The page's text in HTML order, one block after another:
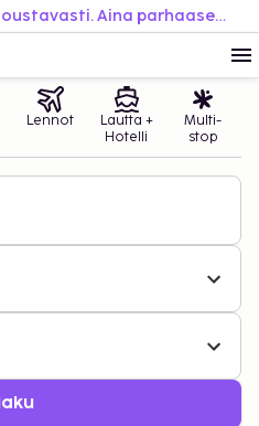
Varaa helposti. Matkusta joustavasti. Aina parhaaseen hintaan.
Lennot
Lautta +
Hotelli
Multi-
stop